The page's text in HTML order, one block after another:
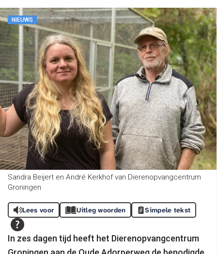
NIEUWS
Sandra Beijert en André Kerkhof van Dierenopvangcentrum
Groningen
Lees voor Uitleg woorden Simpele tekst
In zes dagen tijd heeft het Dierenopvangcentrum